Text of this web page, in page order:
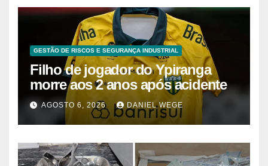
GESTÃO DE RISCOS E SEGURANÇA INDUSTRIAL
Filho de jogador do Ypiranga
morre aos 2 anos após acidente
AGOSTO 6, 2026 DANIEL WEGE